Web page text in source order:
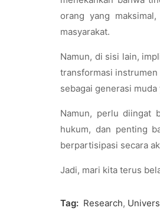
orang yang
masyarakat.
Namun, di sisi lain,
transformasi instrumen
sebagai generasi
Namun, perlu diingat
hukum, dan penting
berpartisipasi secara
Jadi, mari kita terus
Tag: Research,